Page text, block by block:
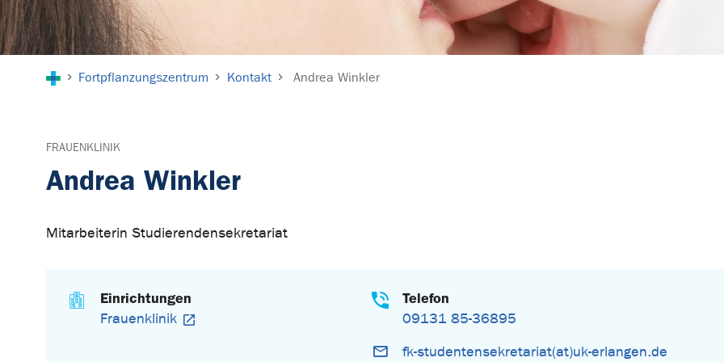
Fortpflanzungszentrum Kontakt Andrea Winkler
FRAUENKLINIK
Andrea Winkler
Mitarbeiterin Studierendensekretariat
Einrichtungen
Frauenklinik
Telefon
09131 85-36895
fk-studentensekretariat(at)uk-erlangen.de